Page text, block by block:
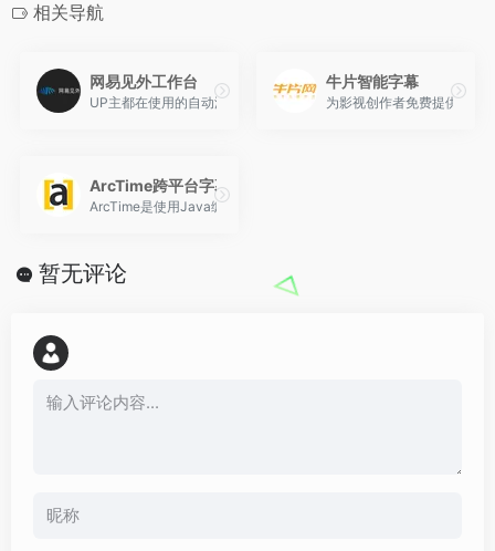
相关导航
网易见外工作台
UP主都在使用的自动添加字幕平台。网易见外由人工智能事业部研
牛片智能字幕
为影视创作者免费提供字幕
ArcTime跨平台字幕软件
ArcTime是使用Java编写的免费跨平台字幕软件，是一款全新概念
暂无评论